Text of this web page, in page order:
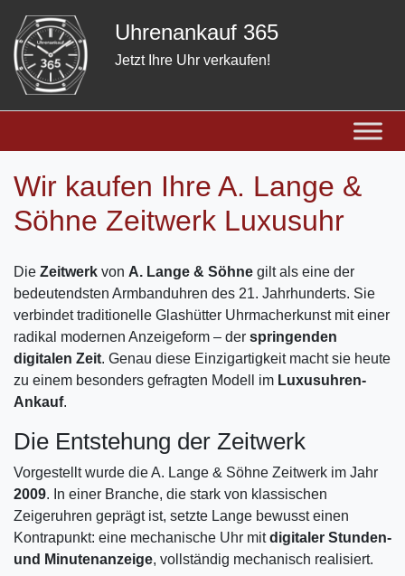
content
Uhrenankauf 365
Jetzt Ihre Uhr verkaufen!
Wir kaufen Ihre A. Lange &
Söhne Zeitwerk Luxusuhr
Die Zeitwerk von A. Lange & Söhne gilt als eine der
bedeutendsten Armbanduhren des 21. Jahrhunderts. Sie
verbindet traditionelle Glashütter Uhrmacherkunst mit einer
radikal modernen Anzeigeform – der springenden
digitalen Zeit. Genau diese Einzigartigkeit macht sie heute
zu einem besonders gefragten Modell im Luxusuhren-
Ankauf.
Die Entstehung der Zeitwerk
Vorgestellt wurde die A. Lange & Söhne Zeitwerk im Jahr
2009. In einer Branche, die stark von klassischen
Zeigeruhren geprägt ist, setzte Lange bewusst einen
Kontrapunkt: eine mechanische Uhr mitdigitaler Stunden-
und Minutenanzeige, vollständig mechanisch realisiert.